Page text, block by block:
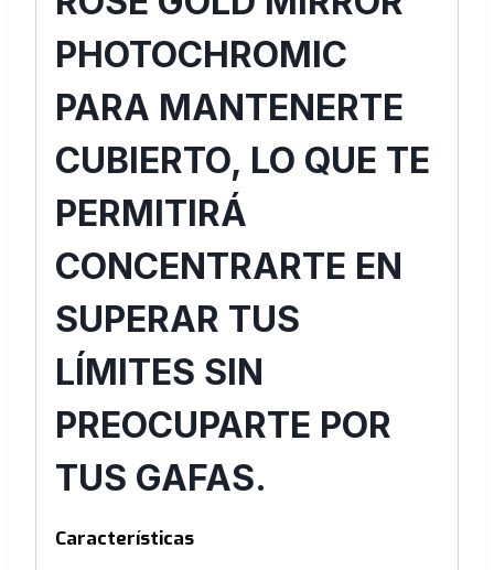
PHOTOCHROMIC
PARA MANTENERTE
CUBIERTO, LO QUE TE
PERMITIRÁ
CONCENTRARTE EN
SUPERAR TUS
LÍMITES SIN
PREOCUPARTE POR
TUS GAFAS.
Características